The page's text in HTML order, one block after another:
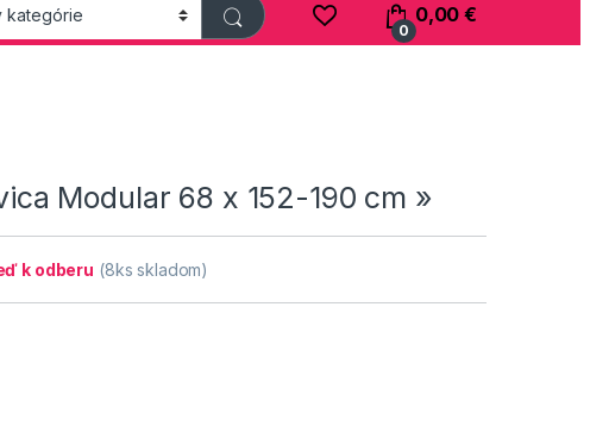
0
0,00€
Modular 68 x 152-190 cm »
k odberu (8ks skladom)